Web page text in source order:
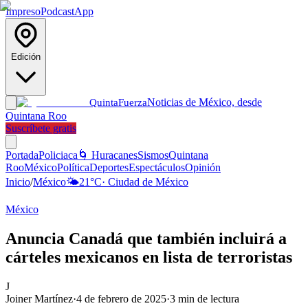
ImpresoPodcastApp
Edición
QuintaFuerzaNoticias de México, desde
Quintana Roo
Suscríbete gratis
PortadaPoliciaca 🌀 HuracanesSismosQuintana
RooMéxicoPolíticaDeportesEspectáculosOpinión
Inicio/México🌤️21°C· Ciudad de México
México
Anuncia Canadá que también incluirá a
cárteles mexicanos en lista de terroristas
J
Joiner Martínez·4 de febrero de 2025·3 min de lectura